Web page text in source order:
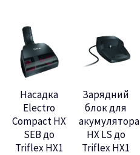
Насадка
Electro
Compact HX
SEB до
Triflex HX1
Зарядний
блок для
акумулятора
HX LS до
Triflex HX1